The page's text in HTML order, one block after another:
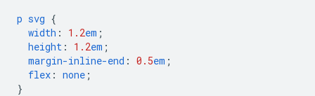
p svg {
width : 1.2em ;
height : 1.2em ;
margin-inline-end : 0.5em ;
flex : none ;
}